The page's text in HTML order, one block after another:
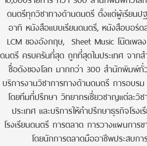
ดนตรีทุกวิชาทางด้านดนตรี ตั้งแต่ผู้เรียน
อาทิ หนังสือแบบเรียนดนตรี, หนังสือบอร์ด
LCM ของอังกฤษ, Sheet Music โน๊ตเพล
ดนตรี ครบครันที่สุด ถูกที่สุดในประเทศ จาก
ชื่อดังของโลก มากกว่า 300 สำนักพิมพ์ทั่
บริการงานวิชาการทางด้านดนตรี การอบร
โดยทีมที่ปรึกษา วิทยากรเชี่ยวชาญแต่ละวิช
ประเทศ และบริการให้คำปรึกษาธุรกิจโรง
โรงเรียนดนตรี การตลาด การวางแผนการ
โดยนักการตลาดมืออาชีพประสบก